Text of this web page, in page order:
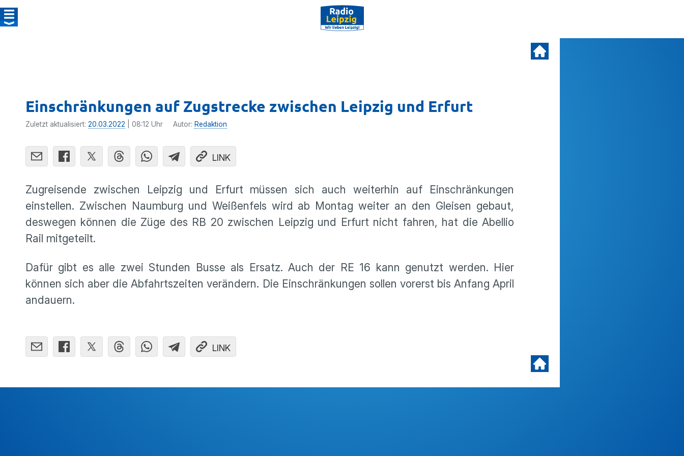
Einschränkungen auf Zugstrecke zwischen Leipzig und Erfurt
Zuletzt aktualisiert: 20.03.2022 | 08:12 Uhr Autor: Redaktion
LINK
Zugreisende zwischen Leipzig und Erfurt müssen sich auch weiterhin auf Einschränkungen
einstellen. Zwischen Naumburg und Weißenfels wird ab Montag weiter an den Gleisen gebaut,
deswegen können die Züge des RB 20 zwischen Leipzig und Erfurt nicht fahren, hat die Abellio
Rail mitgeteilt.
Dafür gibt es alle zwei Stunden Busse als Ersatz. Auch der RE 16 kann genutzt werden. Hier
können sich aber die Abfahrtszeiten verändern. Die Einschränkungen sollen vorerst bis Anfang April
andauern.
LINK